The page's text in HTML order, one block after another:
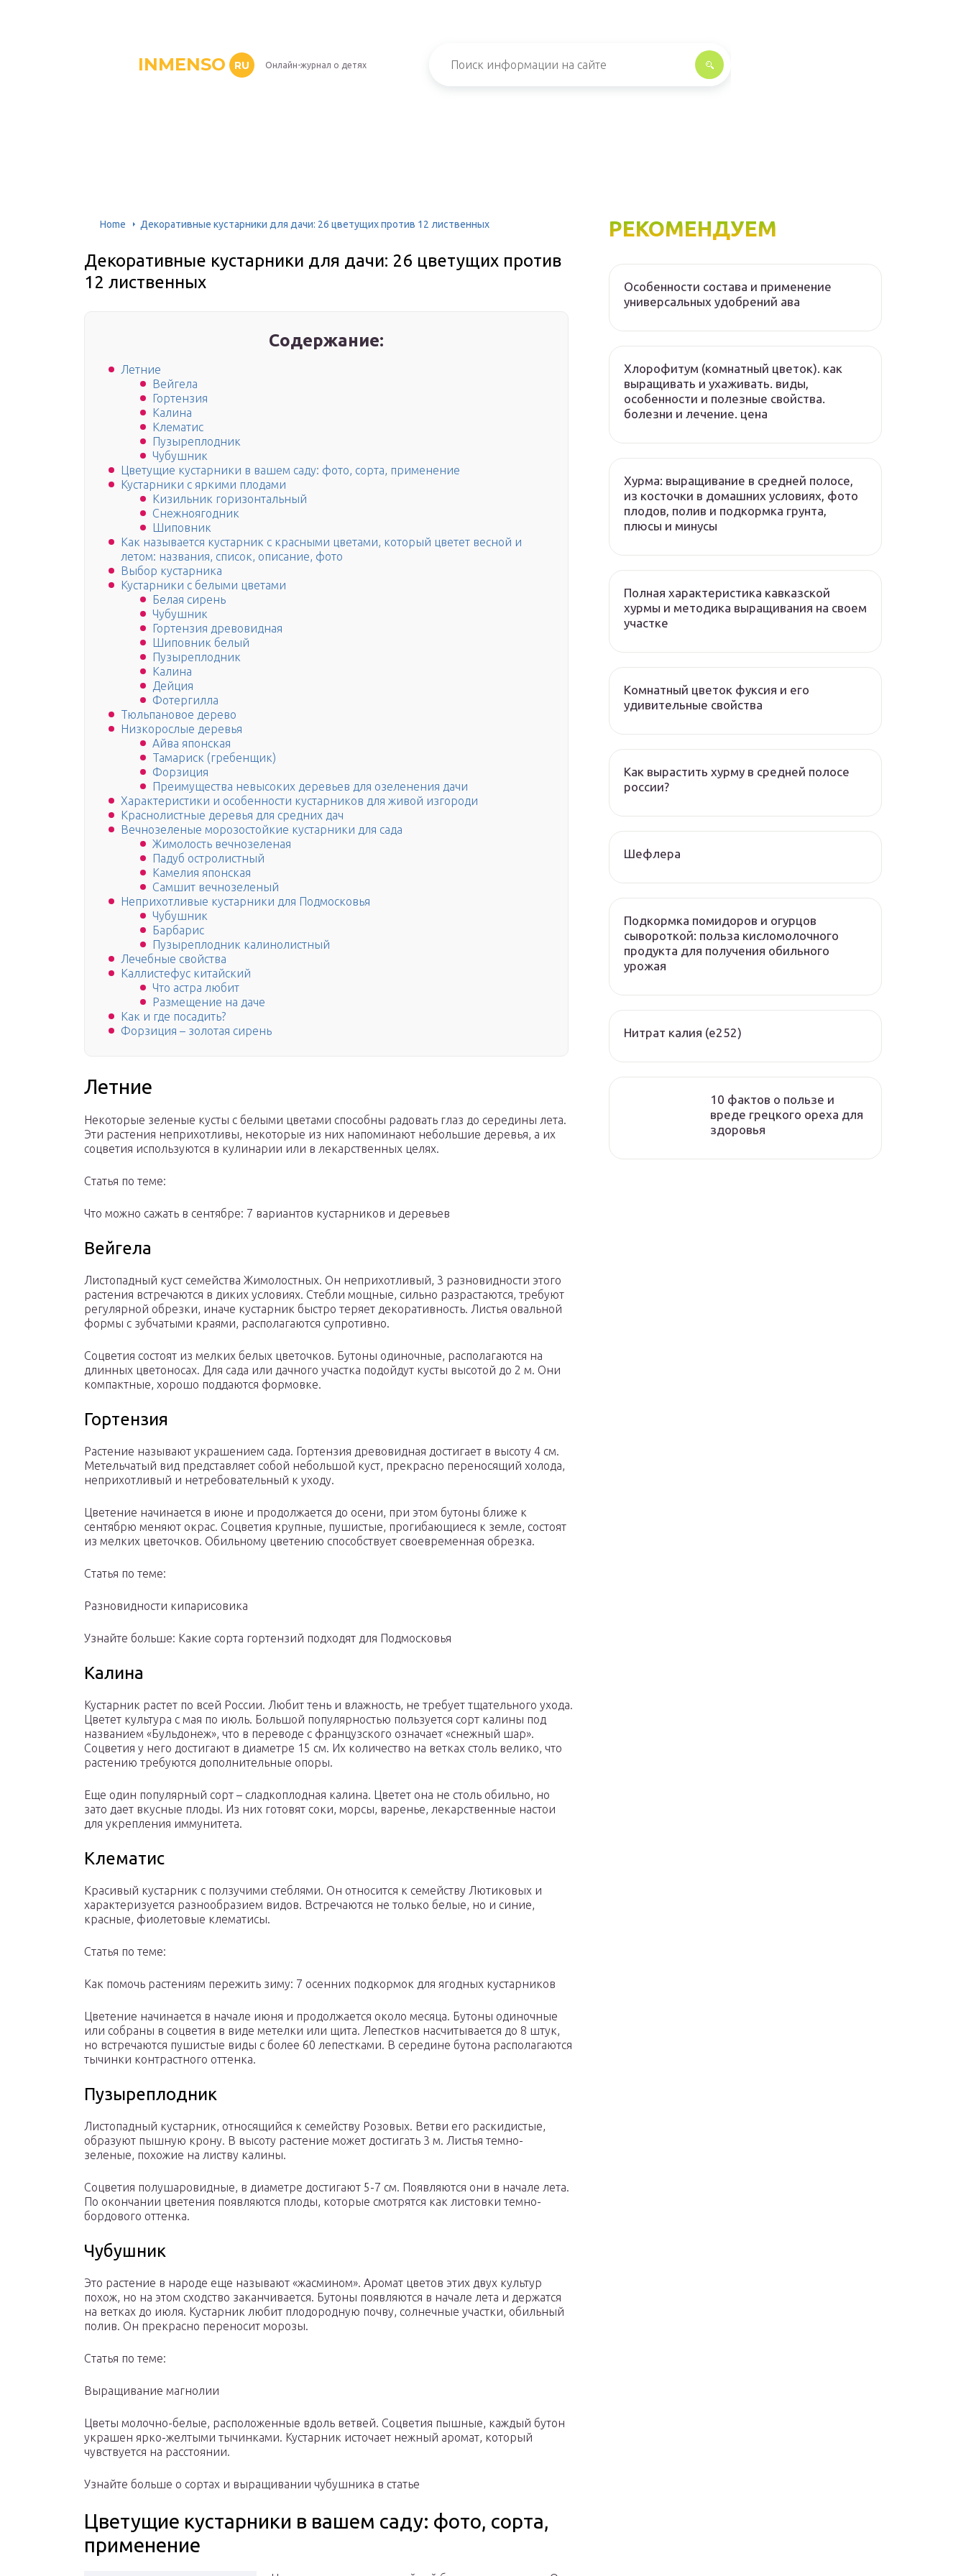
INMENSO RU Онлайн-журнал о детях
Home Декоративные кустарники для дачи: 26 цветущих против 12 лиственных
Декоративные кустарники для дачи: 26 цветущих против
12 лиственных
Содержание:
Летние
Вейгела
Гортензия
Калина
Клематис
Пузыреплодник
Чубушник
Цветущие кустарники в вашем саду: фото, сорта, применение
Кустарники с яркими плодами
Кизильник горизонтальный
Снежноягодник
Шиповник
Как называется кустарник с красными цветами, который цветет весной и
летом: названия, список, описание, фото
Выбор кустарника
Кустарники с белыми цветами
Белая сирень
Чубушник
Гортензия древовидная
Шиповник белый
Пузыреплодник
Калина
Дейция
Фотергилла
Тюльпановое дерево
Низкорослые деревья
Айва японская
Тамариск (гребенщик)
Форзиция
Преимущества невысоких деревьев для озеленения дачи
Характеристики и особенности кустарников для живой изгороди
Краснолистные деревья для средних дач
Вечнозеленые морозостойкие кустарники для сада
Жимолость вечнозеленая
Падуб остролистный
Камелия японская
Самшит вечнозеленый
Неприхотливые кустарники для Подмосковья
Чубушник
Барбарис
Пузыреплодник калинолистный
Лечебные свойства
Каллистефус китайский
Что астра любит
Размещение на даче
Как и где посадить?
Форзиция – золотая сирень
Летние
Некоторые зеленые кусты с белыми цветами способны радовать глаз до середины лета.
Эти растения неприхотливы, некоторые из них напоминают небольшие деревья, а их
соцветия используются в кулинарии или в лекарственных целях.
Статья по теме:
Что можно сажать в сентябре: 7 вариантов кустарников и деревьев
Вейгела
Листопадный куст семейства Жимолостных. Он неприхотливый, 3 разновидности этого
растения встречаются в диких условиях. Стебли мощные, сильно разрастаются, требуют
регулярной обрезки, иначе кустарник быстро теряет декоративность. Листья овальной
формы с зубчатыми краями, располагаются супротивно.
Соцветия состоят из мелких белых цветочков. Бутоны одиночные, располагаются на
длинных цветоносах. Для сада или дачного участка подойдут кусты высотой до 2 м. Они
компактные, хорошо поддаются формовке.
Гортензия
Растение называют украшением сада. Гортензия древовидная достигает в высоту 4 см.
Метельчатый вид представляет собой небольшой куст, прекрасно переносящий холода,
неприхотливый и нетребовательный к уходу.
Цветение начинается в июне и продолжается до осени, при этом бутоны ближе к
сентябрю меняют окрас. Соцветия крупные, пушистые, прогибающиеся к земле, состоят
из мелких цветочков. Обильному цветению способствует своевременная обрезка.
Статья по теме:
Разновидности кипарисовика
Узнайте больше: Какие сорта гортензий подходят для Подмосковья
Калина
Кустарник растет по всей России. Любит тень и влажность, не требует тщательного ухода.
Цветет культура с мая по июль. Большой популярностью пользуется сорт калины под
названием «Бульдонеж», что в переводе с французского означает «снежный шар».
Соцветия у него достигают в диаметре 15 см. Их количество на ветках столь велико, что
растению требуются дополнительные опоры.
Еще один популярный сорт – сладкоплодная калина. Цветет она не столь обильно, но
зато дает вкусные плоды. Из них готовят соки, морсы, варенье, лекарственные настои
для укрепления иммунитета.
Клематис
Красивый кустарник с ползучими стеблями. Он относится к семейству Лютиковых и
характеризуется разнообразием видов. Встречаются не только белые, но и синие,
красные, фиолетовые клематисы.
Статья по теме:
Как помочь растениям пережить зиму: 7 осенних подкормок для ягодных кустарников
Цветение начинается в начале июня и продолжается около месяца. Бутоны одиночные
или собраны в соцветия в виде метелки или щита. Лепестков насчитывается до 8 штук,
но встречаются пушистые виды с более 60 лепестками. В середине бутона располагаются
тычинки контрастного оттенка.
Пузыреплодник
Листопадный кустарник, относящийся к семейству Розовых. Ветви его раскидистые,
образуют пышную крону. В высоту растение может достигать 3 м. Листья темно-
зеленые, похожие на листву калины.
Соцветия полушаровидные, в диаметре достигают 5-7 см. Появляются они в начале лета.
По окончании цветения появляются плоды, которые смотрятся как листовки темно-
бордового оттенка.
Чубушник
Это растение в народе еще называют «жасмином». Аромат цветов этих двух культур
похож, но на этом сходство заканчивается. Бутоны появляются в начале лета и держатся
на ветках до июля. Кустарник любит плодородную почву, солнечные участки, обильный
полив. Он прекрасно переносит морозы.
Статья по теме:
Выращивание магнолии
Цветы молочно-белые, расположенные вдоль ветвей. Соцветия пышные, каждый бутон
украшен ярко-желтыми тычинками. Кустарник источает нежный аромат, который
чувствуется на расстоянии.
Узнайте больше о сортах и выращивании чубушника в статье
Цветущие кустарники в вашем саду: фото, сорта,
применение
РЕКОМЕНДУЕМ
Особенности состава и применение
универсальных удобрений ава
Хлорофитум (комнатный цветок). как
выращивать и ухаживать. виды,
особенности и полезные свойства.
болезни и лечение. цена
Хурма: выращивание в средней полосе,
из косточки в домашних условиях, фото
плодов, полив и подкормка грунта,
плюсы и минусы
Полная характеристика кавказской
хурмы и методика выращивания на своем
участке
Комнатный цветок фуксия и его
удивительные свойства
Как вырастить хурму в средней полосе
россии?
Шефлера
Подкормка помидоров и огурцов
сывороткой: польза кисломолочного
продукта для получения обильного
урожая
Нитрат калия (е252)
10 фактов о пользе и
вреде грецкого ореха для
здоровья